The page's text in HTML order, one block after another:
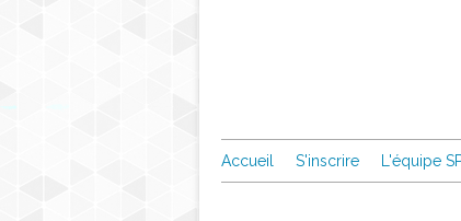
Accueil S'inscrire L'équipe